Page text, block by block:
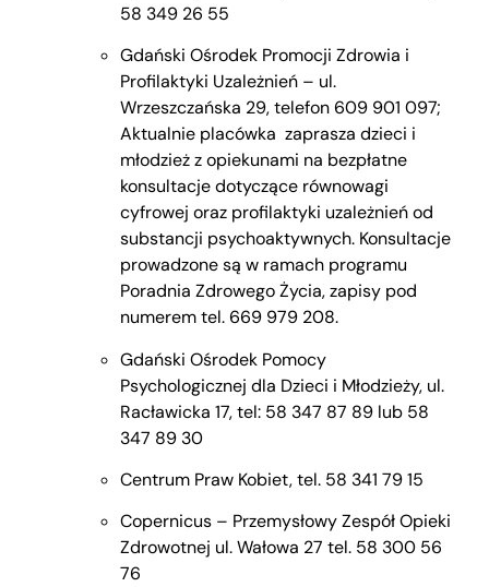
58 349 26 55
Gdański Ośrodek Promocji Zdrowia i
Profilaktyki Uzależnień – ul.
Wrzeszczańska 29, telefon 609 901 097;
Aktualnie placówka zaprasza dzieci i
młodzież z opiekunami na bezpłatne
konsultacje dotyczące równowagi
cyfrowej oraz profilaktyki uzależnień od
substancji psychoaktywnych. Konsultacje
prowadzone są w ramach programu
Poradnia Zdrowego Życia, zapisy pod
numerem tel. 669 979 208.
Gdański Ośrodek Pomocy
Psychologicznej dla Dzieci i Młodzieży, ul.
Racławicka 17, tel: 58 347 87 89 lub 58
347 89 30
Centrum Praw Kobiet, tel. 58 341 79 15
Copernicus – Przemysłowy Zespół Opieki
Zdrowotnej ul. Wałowa 27 tel. 58 300 56
76